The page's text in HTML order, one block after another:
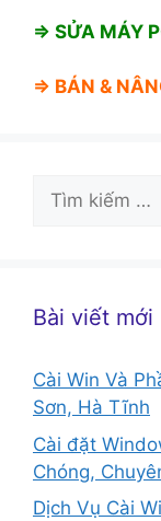
⇒ SỬA MÁY
⇒ BÁN &
Tìm
Bài viết mới
Cài Win Và
Sơn, Hà Tĩnh
Cài đặt
Chóng,
Dịch Vụ Cài